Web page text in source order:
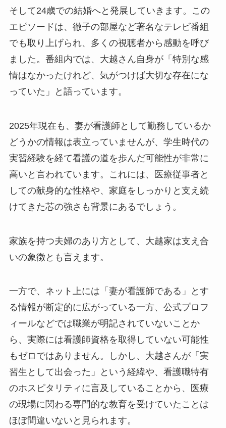
そして24歳での結婚へと発展していきます。この
エピソードは、徹子の部屋など著名なテレビ番組
でも取り上げられ、多くの視聴者から感動を呼び
ました。番組内では、大越さん自身が「特別な感
情はなかったけれど、気がつけば大切な存在にな
っていた」と語っています。
2025年現在も、妻が看護師として勤務しているか
どうかの情報は表立っていませんが、学生時代の
実習経験を経て看護の道を歩んだ可能性が非常に
高いと言われています。これには、医療従事者と
しての献身的な性格や、家庭をしっかりと支え続
けてきた芯の強さも背景にあるでしょう。
家族を持つ夫婦のあり方として、大越家は支え合
いの象徴とも言えます。
一方で、ネット上には「妻が看護師である」とす
る情報が断定的に広がっている一方、公式プロフ
ィールなどでは職業が明記されていないことか
ら、実際には看護師資格を取得していない可能性
もゼロではありません。しかし、大越さんが「実
習生として出会った」という経緯や、看護職特有
のホスピタリティに言及していることから、医療
の現場に関わる専門的な教育を受けていたことは
ほぼ間違いないと見られます。